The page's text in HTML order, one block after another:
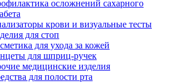
осложнений сахарного
крови и визуальные тесты
для стоп
для ухода за кожей
для шприц-ручек
медицинские изделия
для полости рта